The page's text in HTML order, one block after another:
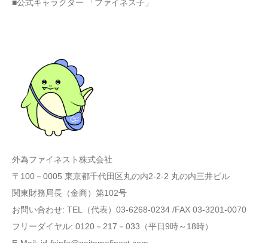
■公式キャラクター 「ファイネス子」
外為ファイネスト株式会社
〒100－0005 東京都千代田区丸の内2-2-2 丸の内三井ビル
関東財務局長（金商）第102号
お問い合わせ: TEL（代表）03-6268-0234 /FAX 03-3201-0070
フリーダイヤル: 0120－217－033（平日9時～18時）